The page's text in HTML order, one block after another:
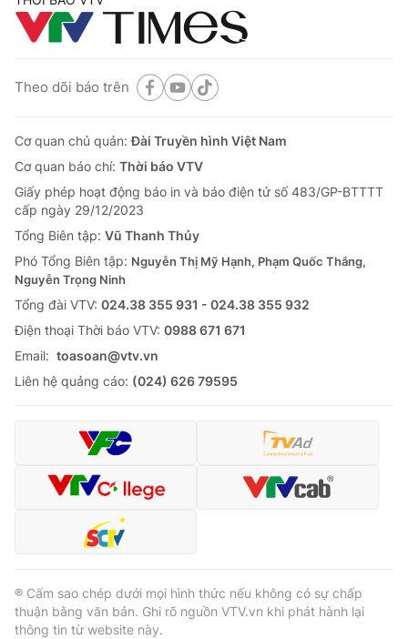
Theo dõi báo trên
Cơ quan chủ quản:Đài Truyền hình Việt Nam
Cơ quan báo chí: Thời báo VTV
Giấy phép hoạt động báo in và báo điện tử số 483/GP-BTTTT
cấp ngày 29/12/2023
Tổng Biên tập: Vũ Thanh Thủy
Phó Tổng Biên tập: Nguyễn Thị Mỹ Hạnh, Phạm Quốc Thắng,
Nguyễn Trọng Ninh
Tổng đài VTV: 024.38 355 931 - 024.38 355 932
Ðiện thoại Thời báo VTV: 0988 671 671
Email: toasoan@vtv.vn
Liên hệ quảng cáo: (024) 626 79595
® Cấm sao chép dưới mọi hình thức nếu không có sự chấp
thuận bằng văn bản. Ghi rõ nguồn VTV.vn khi phát hành lại
thông tin từ website này.